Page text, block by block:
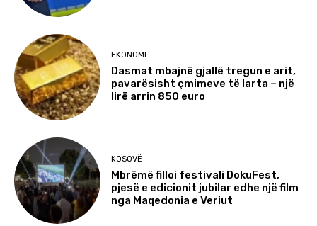
EKONOMI
Dasmat mbajnë gjallë tregun e arit,
pavarësisht çmimeve të larta – një
lirë arrin 850 euro
KOSOVË
Mbrëmë filloi festivali DokuFest,
pjesë e edicionit jubilar edhe një film
nga Maqedonia e Veriut